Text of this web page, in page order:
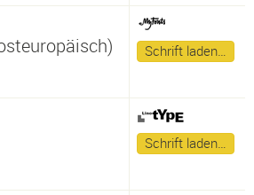
Schrift laden…
Schrift laden…